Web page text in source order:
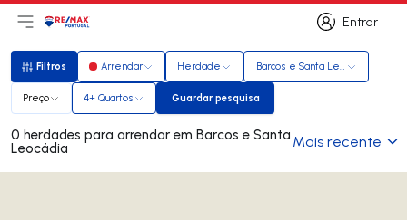
Entrar
Entrar
Abri menu principal
LogoIr para página inicial
Filtros
Filtros Arrendar Herdade Barcos e Santa Leocádia
Preço 4+ Quartos Guardar pesquisa
Guardar pesquisa
0 herdades para arrendar em Barcos e Santa
Leocádia Mais recente